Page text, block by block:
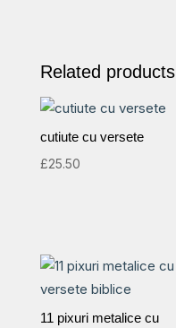
Related products
cutiute cu versete
£25.50
11 pixuri metalice cu